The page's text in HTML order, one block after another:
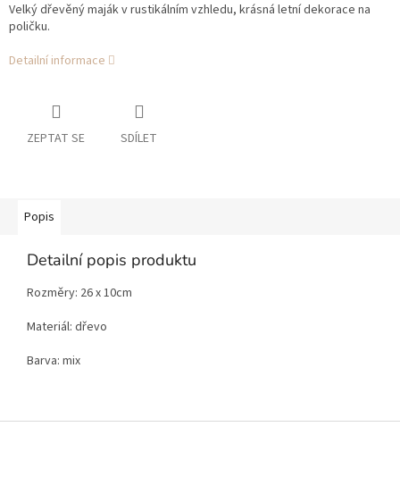
Velký dřevěný maják v rustikálním vzhledu, krásná letní dekorace na
poličku.
Detailní informace
ZEPTAT SE SDÍLET
Popis
Detailní popis produktu
Rozměry: 26 x 10cm
Materiál: dřevo
Barva: mix
Z